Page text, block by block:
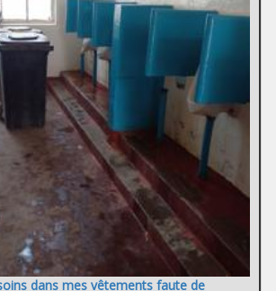
dans mes vêtements faute de